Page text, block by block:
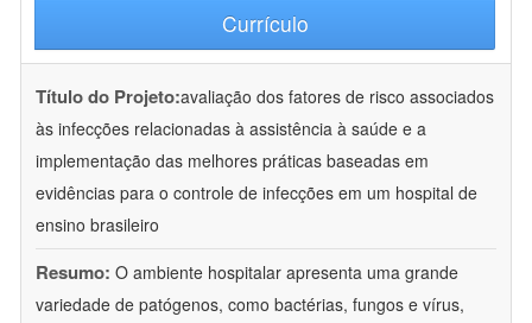
Currículo
Título do Projeto:avaliação dos fatores de risco associados
às infecções relacionadas à assistência à saúde e a
implementação das melhores práticas baseadas em
evidências para o controle de infecções em um hospital de
ensino brasileiro
Resumo: O ambiente hospitalar apresenta uma grande
variedade de patógenos, como bactérias, fungos e vírus,